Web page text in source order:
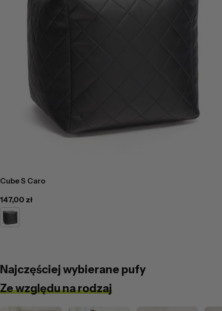
Cube S Caro
Cena
regularna
147,00 zł
Czarny
Najczęściej wybierane pufy
Ze względu na rodzaj